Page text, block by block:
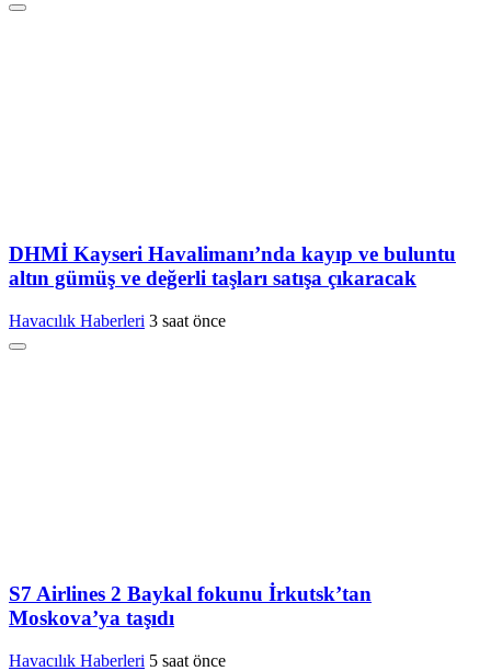
DHMİ Kayseri Havalimanı’nda kayıp ve buluntu
altın gümüş ve değerli taşları satışa çıkaracak
Havacılık Haberleri 3 saat önce
S7 Airlines 2 Baykal fokunu İrkutsk’tan
Moskova’ya taşıdı
Havacılık Haberleri 5 saat önce